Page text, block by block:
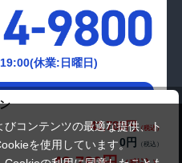
43,780円
0円
休業:日曜日)
コンテンツの最適な提供、ト
を使用しています。